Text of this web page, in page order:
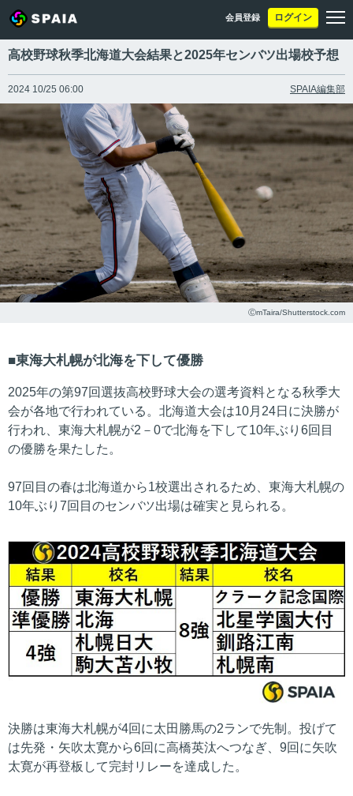
会員登録 ログイン
高校野球秋季北海道大会結果と2025年センバツ出場校予想
2024 10/25 06:00 SPAIA編集部
ⒸmTaira/Shutterstock.com
東海大札幌が北海を下して優勝
2025年の第97回選抜高校野球大会の選考資料となる秋季大
会が各地で行われている。北海道大会は10月24日に決勝が
行われ、東海大札幌が2－0で北海を下して10年ぶり6回目
の優勝を果たした。
97回目の春は北海道から1校選出されるため、東海大札幌の
10年ぶり7回目のセンバツ出場は確実と見られる。
決勝は東海大札幌が4回に太田勝馬の2ランで先制。投げて
は先発・矢吹太寛から6回に高橋英汰へつなぎ、9回に矢吹
太寛が再登板して完封リレーを達成した。